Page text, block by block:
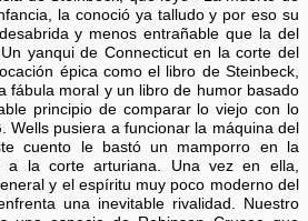
la conoció ya talludo y por eso su
y menos entrañable que la del
yanqui de Connecticut en la corte del
épica como el libro de Steinbeck,
fábula moral y un libro de humor basado
principio de comparar lo viejo con lo
Wells pusiera a funcionar la máquina del
cuento le bastó un mamporro en la
a la corte arturiana. Una vez en ella,
y el espíritu muy poco moderno del
una inevitable rivalidad. Nuestro